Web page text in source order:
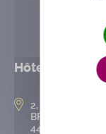
Hôtel de ville
2, rue de
BP 50167
44802 Saint-